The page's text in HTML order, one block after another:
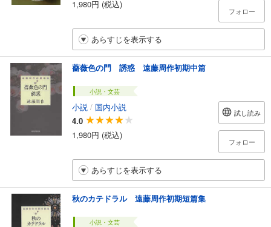
1,980円 (税込)
フォロー
あらすじを表示する
薔薇色の門 誘惑 遠藤周作初期中篇
小説・文芸
小説 / 国内小説
4.0
1,980円 (税込)
試し読み
フォロー
あらすじを表示する
秋のカテドラル 遠藤周作初期短篇集
小説・文芸